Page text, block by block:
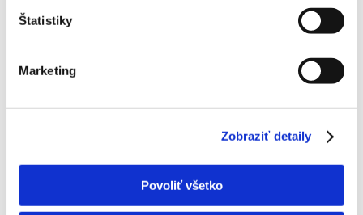
Štatistiky
Marketing
Zobraziť detaily
Povoliť všetko
WhatsApp
Sprievodca klimatizáciami – veľký prehľad
26 apríla, 2026
Dizajnové klimatizácie – elegencia a super